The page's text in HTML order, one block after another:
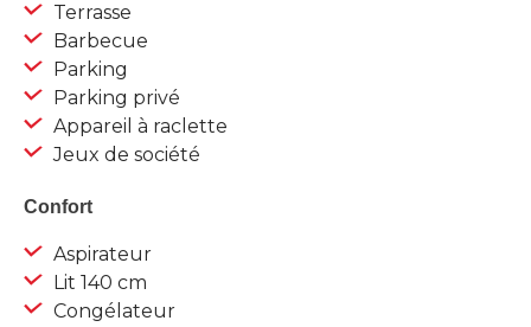
Terrasse
Barbecue
Parking
Parking privé
Appareil à raclette
Jeux de société
Confort
Aspirateur
Lit 140 cm
Congélateur